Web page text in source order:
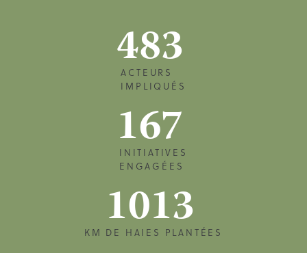
483
ACTEURS
IMPLIQUÉS
167
INITIATIVES
ENGAGÉES
1013
KM DE HAIES PLANTÉES